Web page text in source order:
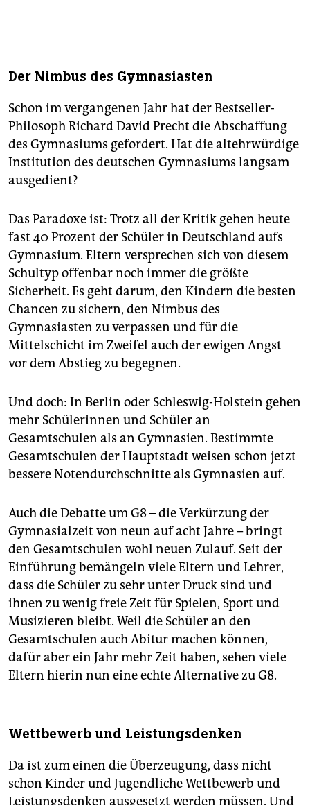
Der Nimbus des Gymnasiasten
Schon im vergangenen Jahr hat der Bestseller-
Philosoph Richard David Precht die Abschaffung
des Gymnasiums gefordert. Hat die altehrwürdige
Institution des deutschen Gymnasiums langsam
ausgedient?
Das Paradoxe ist: Trotz all der Kritik gehen heute
fast 40 Prozent der Schüler in Deutschland aufs
Gymnasium. Eltern versprechen sich von diesem
Schultyp offenbar noch immer die größte
Sicherheit. Es geht darum, den Kindern die besten
Chancen zu sichern, den Nimbus des
Gymnasiasten zu verpassen und für die
Mittelschicht im Zweifel auch der ewigen Angst
vor dem Abstieg zu begegnen.
Und doch: In Berlin oder Schleswig-Holstein gehen
mehr Schülerinnen und Schüler an
Gesamtschulen als an Gymnasien. Bestimmte
Gesamtschulen der Hauptstadt weisen schon jetzt
bessere Notendurchschnitte als Gymnasien auf.
Auch die Debatte um G8 – die Verkürzung der
Gymnasialzeit von neun auf acht Jahre – bringt
den Gesamtschulen wohl neuen Zulauf. Seit der
Einführung bemängeln viele Eltern und Lehrer,
dass die Schüler zu sehr unter Druck sind und
ihnen zu wenig freie Zeit für Spielen, Sport und
Musizieren bleibt. Weil die Schüler an den
Gesamtschulen auch Abitur machen können,
dafür aber ein Jahr mehr Zeit haben, sehen viele
Eltern hierin nun eine echte Alternative zu G8.
Wettbewerb und Leistungsdenken
Da ist zum einen die Überzeugung, dass nicht
schon Kinder und Jugendliche Wettbewerb und
Leistungsdenken ausgesetzt werden müssen. Und